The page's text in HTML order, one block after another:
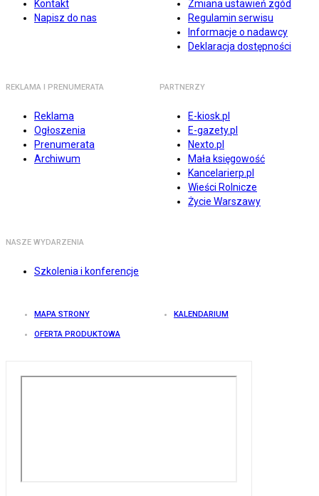
Kontakt
Napisz do nas
Zmiana ustawień zgód
Regulamin serwisu
Informacje o nadawcy
Deklaracja dostępności
REKLAMA I PRENUMERATA
Reklama
Ogłoszenia
Prenumerata
Archiwum
PARTNERZY
E-kiosk.pl
E-gazety.pl
Nexto.pl
Mała księgowość
Kancelarierp.pl
Wieści Rolnicze
Życie Warszawy
NASZE WYDARZENIA
Szkolenia i konferencje
MAPA STRONY KALENDARIUM
OFERTA PRODUKTOWA